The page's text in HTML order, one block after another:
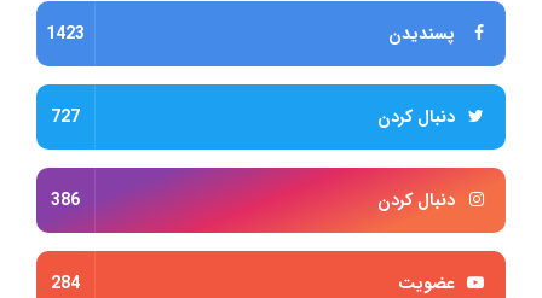
پسندیدن 1423
دنبال کردن 727
دنبال کردن 386
عضویت 284